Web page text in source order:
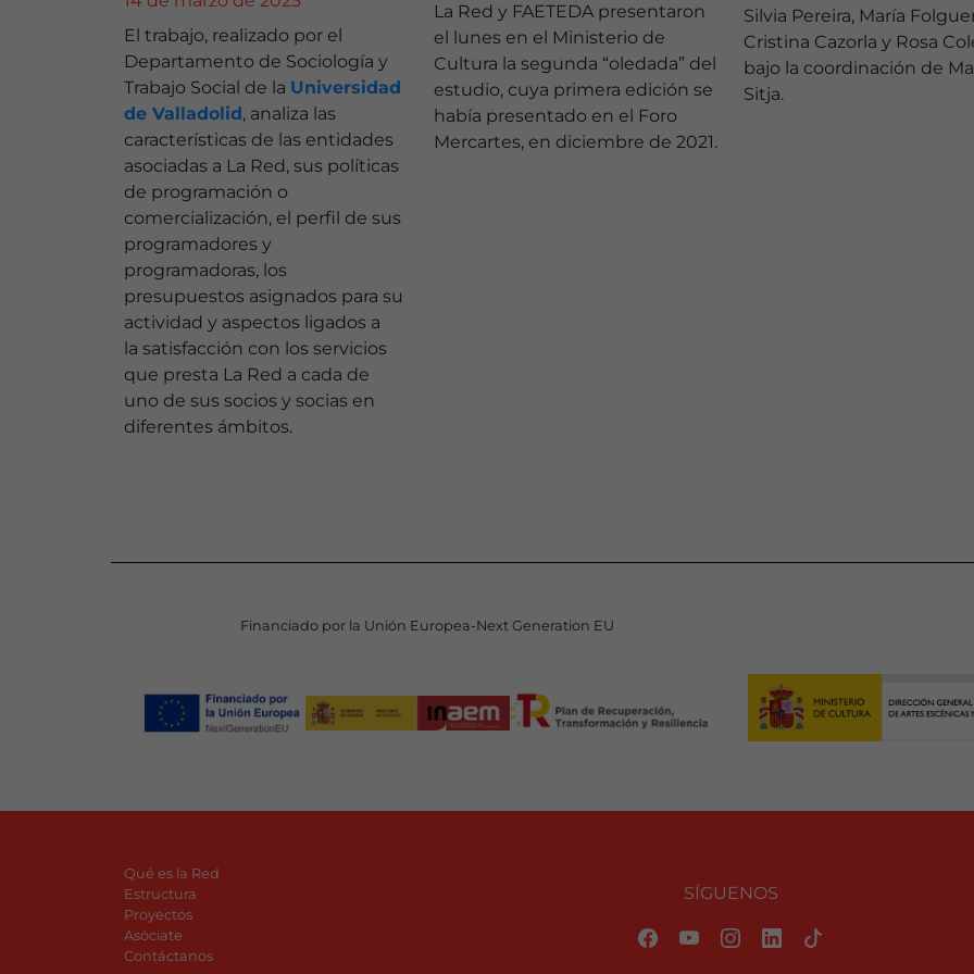
El trabajo, realizado por el
Departamento de Sociología y
Trabajo Social de la Universidad
de Valladolid , analiza las
características de las entidades
asociadas a La Red, sus políticas
de programación o
comercialización, el perfil de sus
programadores y
programadoras, los
presupuestos asignados para su
actividad y aspectos ligados a
la satisfacción con los servicios
que presta La Red a cada de
uno de sus socios y socias en
diferentes ámbitos.
La Red y FAETEDA presentaron
el lunes en el Ministerio de
Cultura la segunda “oledada” del
estudio, cuya primera edición se
había presentado en el Foro
Mercartes, en diciembre de 2021.
Silvia Pereira, María
Cristina Cazorla y Rosa
bajo la coordinación de
Sitja.
Financiado por la Unión Europea-Next Generation EU
Qué es la Red
Estructura
Proyectos
Asóciate
Contáctanos
SÍGUENOS